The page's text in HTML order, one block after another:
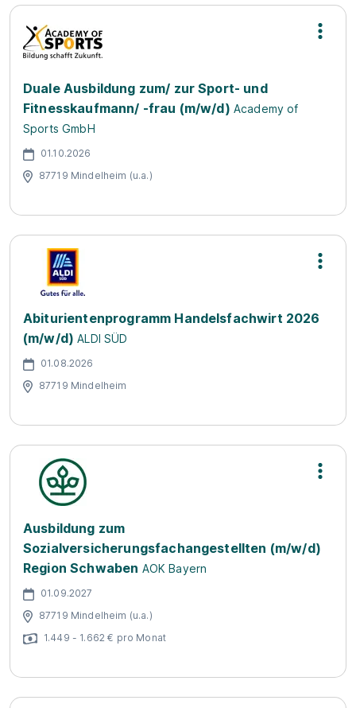
Duale Ausbildung zum/ zur Sport- und
Fitnesskaufmann/ -frau (m/w/d) Academy of
Sports GmbH
01.10.2026
87719 Mindelheim (u.a.)
Abiturientenprogramm Handelsfachwirt 2026
(m/w/d) ALDI SÜD
01.08.2026
87719 Mindelheim
Ausbildung zum
Sozialversicherungsfachangestellten (m/w/d)
Region Schwaben AOK Bayern
01.09.2027
87719 Mindelheim (u.a.)
1.449 - 1.662 € pro Monat